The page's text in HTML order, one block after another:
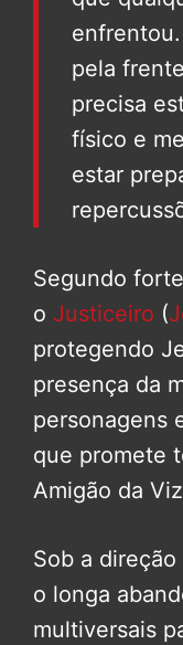
pela
precisa
físico e
estar
Segundo
o Justiceiro (
protegendo
presença da
personagens
que promete
Amigão da
Sob a direção
o longa
multiversais